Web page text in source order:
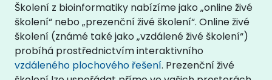
Školení z bioinformatiky nabízíme jako „online živé
školení“ nebo „prezenční živé školení“. Online živé
školení (známé také jako „vzdálené živé školení“)
probíhá prostřednictvím interaktivního
vzdáleného plochového řešení. Prezenční živé